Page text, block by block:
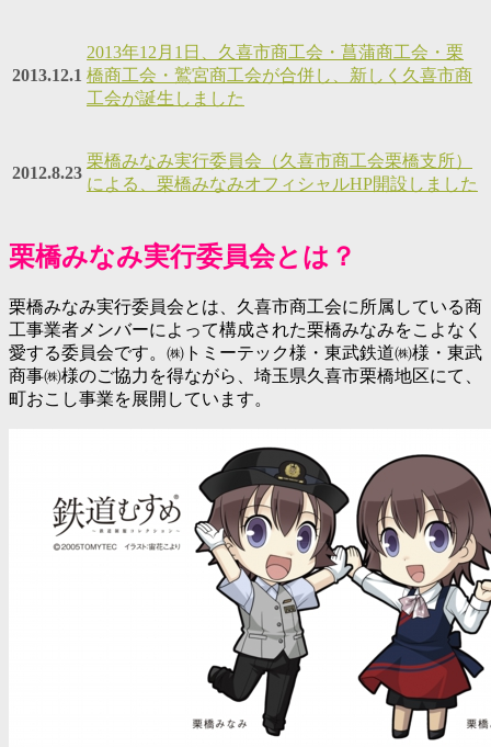
2013.12.1
2013年12月1日、久喜市商工会・菖蒲商工会・栗
橋商工会・鷲宮商工会が合併し、新しく久喜市商
工会が誕生しました
2012.8.23
栗橋みなみ実行委員会（久喜市商工会栗橋支所）
による、栗橋みなみオフィシャルHP開設しました
栗橋みなみ実行委員会とは？
栗橋みなみ実行委員会とは、久喜市商工会に所属している商
工事業者メンバーによって構成された栗橋みなみをこよなく
愛する委員会です。㈱トミーテック様・東武鉄道㈱様・東武
商事㈱様のご協力を得ながら、埼玉県久喜市栗橋地区にて、
町おこし事業を展開しています。